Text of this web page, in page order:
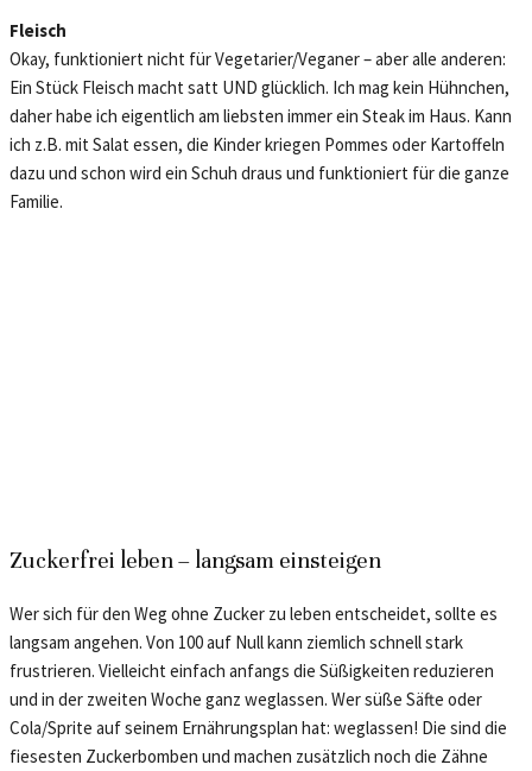
Fleisch
Okay, funktioniert nicht für Vegetarier/Veganer – aber alle anderen:
Ein Stück Fleisch macht satt UND glücklich. Ich mag kein Hühnchen,
daher habe ich eigentlich am liebsten immer ein Steak im Haus. Kann
ich z.B. mit Salat essen, die Kinder kriegen Pommes oder Kartoffeln
dazu und schon wird ein Schuh draus und funktioniert für die ganze
Familie.
Zuckerfrei leben – langsam einsteigen
Wer sich für den Weg ohne Zucker zu leben entscheidet, sollte es
langsam angehen. Von 100 auf Null kann ziemlich schnell stark
frustrieren. Vielleicht einfach anfangs die Süßigkeiten reduzieren
und in der zweiten Woche ganz weglassen. Wer süße Säfte oder
Cola/Sprite auf seinem Ernährungsplan hat: weglassen! Die sind die
fiesesten Zuckerbomben und machen zusätzlich noch die Zähne